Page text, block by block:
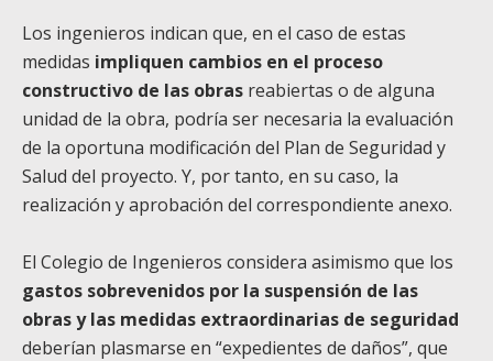
Los ingenieros indican que, en el caso de estas
medidas impliquen cambios en el proceso
constructivo de las obras reabiertas o de alguna
unidad de la obra, podría ser necesaria la evaluación
de la oportuna modificación del Plan de Seguridad y
Salud del proyecto. Y, por tanto, en su caso, la
realización y aprobación del correspondiente anexo.
El Colegio de Ingenieros considera asimismo que los
gastos sobrevenidos por la suspensión de las
obras y las medidas extraordinarias de seguridad
deberían plasmarse en “expedientes de daños”, que